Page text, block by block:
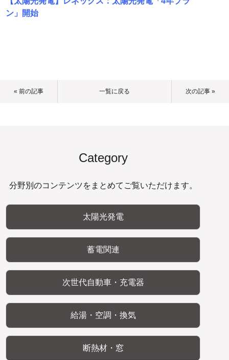
ン」開始
« 前の記事 一覧に戻る 次の記事 »
Category
分野別のコンテンツをまとめてご覧いただけます。
太陽光発電
蓄電関連
次世代自動車・充電器
給湯・空調・換気
断熱材・窓